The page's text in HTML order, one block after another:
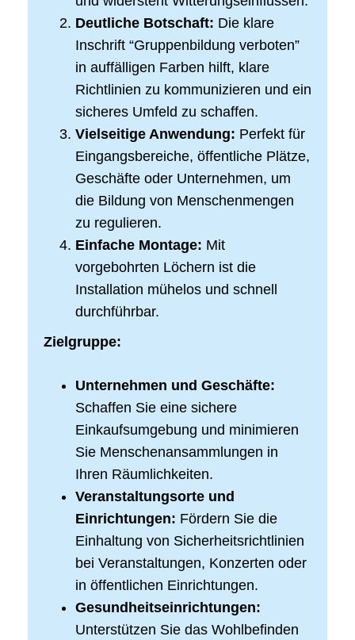
Deutliche Botschaft: Die klare
Inschrift “Gruppenbildung verboten”
in auffälligen Farben hilft, klare
Richtlinien zu kommunizieren und ein
sicheres Umfeld zu schaffen.
Vielseitige Anwendung: Perfekt für
Eingangsbereiche, öffentliche Plätze,
Geschäfte oder Unternehmen, um
die Bildung von Menschenmengen
zu regulieren.
Einfache Montage: Mit
vorgebohrten Löchern ist die
Installation mühelos und schnell
durchführbar.
Zielgruppe:
Unternehmen und Geschäfte:
Schaffen Sie eine sichere
Einkaufsumgebung und minimieren
Sie Menschenansammlungen in
Ihren Räumlichkeiten.
Veranstaltungsorte und
Einrichtungen: Fördern Sie die
Einhaltung von Sicherheitsrichtlinien
bei Veranstaltungen, Konzerten oder
in öffentlichen Einrichtungen.
Gesundheitseinrichtungen:
Unterstützen Sie das Wohlbefinden